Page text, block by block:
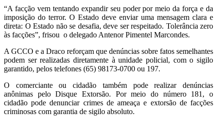
“A facção vem tentando expandir seu poder por meio da força e da
imposição do terror. O Estado deve enviar uma mensagem clara e
direta: O Estado não se desafia, deve ser respeitado. Tolerância zero
às facções”, frisou o delegado Antenor Pimentel Marcondes.
A GCCO e a Draco reforçam que denúncias sobre fatos semelhantes
podem ser realizadas diretamente à unidade policial, com o sigilo
garantido, pelos telefones (65) 98173-0700 ou 197.
O comerciante ou cidadão também pode realizar denúncias
anônimas pelo Disque Extorsão. Por meio do número 181, o
cidadão pode denunciar crimes de ameaça e extorsão de facções
criminosas com garantia de sigilo absoluto.